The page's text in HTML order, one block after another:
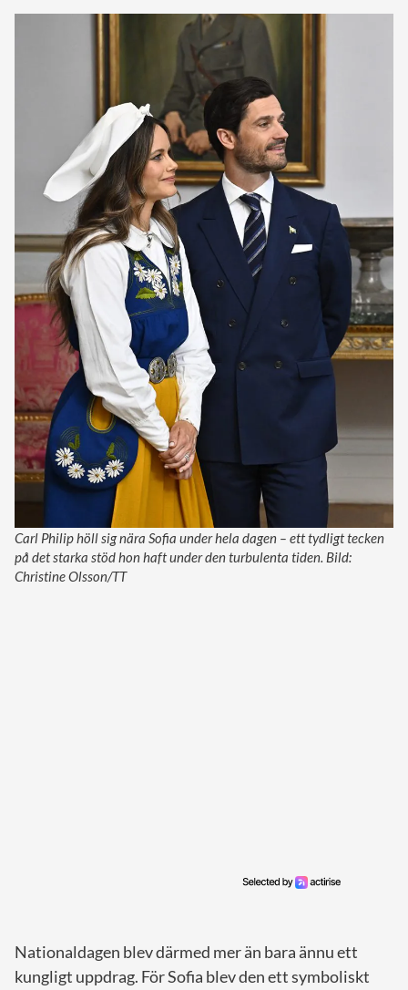
Carl Philip höll sig nära Sofia under hela dagen – ett tydligt tecken
på det starka stöd hon haft under den turbulenta tiden. Bild:
Christine Olsson/TT
Nationaldagen blev därmed mer än bara ännu ett
kungligt uppdrag. För Sofia blev den ett symboliskt